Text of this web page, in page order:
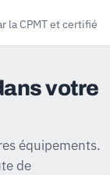
la CPMT et certifié
votre
équipements.
de